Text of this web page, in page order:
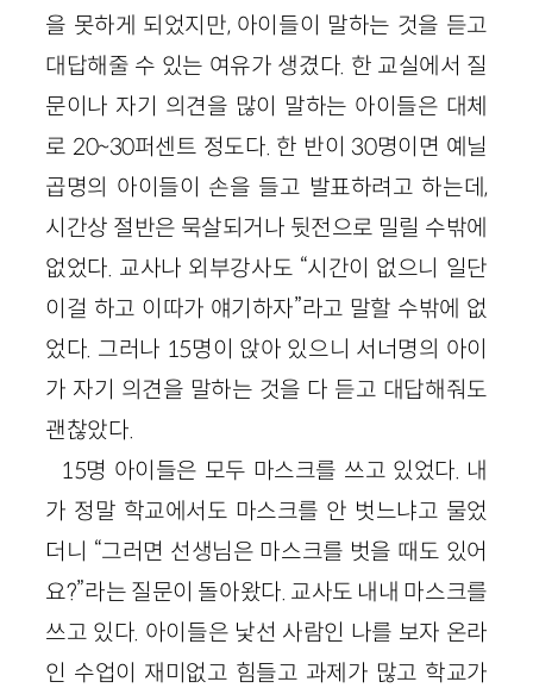
을 못하게 되었지만, 아이들이 말하는 것을 듣고
대답해줄 수 있는 여유가 생겼다. 한 교실에서 질
문이나 자기 의견을 많이 말하는 아이들은 대체
로 20~30퍼센트 정도다. 한 반이 30명이면 예닐
곱명의 아이들이 손을 들고 발표하려고 하는데,
시간상 절반은 묵살되거나 뒷전으로 밀릴 수밖에
없었다. 교사나 외부강사도 “시간이 없으니 일단
이걸 하고 이따가 얘기하자”라고 말할 수밖에 없
었다. 그러나 15명이 앉아 있으니 서너명의 아이
가 자기 의견을 말하는 것을 다 듣고 대답해줘도
괜찮았다.
15명 아이들은 모두 마스크를 쓰고 있었다. 내
가 정말 학교에서도 마스크를 안 벗느냐고 물었
더니 “그러면 선생님은 마스크를 벗을 때도 있어
요?”라는 질문이 돌아왔다. 교사도 내내 마스크를
쓰고 있다. 아이들은 낯선 사람인 나를 보자 온라
인 수업이 재미없고 힘들고 과제가 많고 학교가